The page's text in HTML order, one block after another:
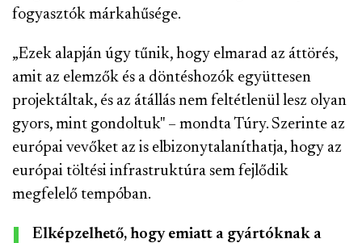
fogyasztók márkahűsége.
„Ezek alapján úgy tűnik, hogy elmarad az áttörés,
amit az elemzők és a döntéshozók együttesen
projektáltak, és az átállás nem feltétlenül lesz olyan
gyors, mint gondoltuk" – mondta Túry. Szerinte az
európai vevőket az is elbizonytalaníthatja, hogy az
európai töltési infrastruktúra sem fejlődik
megfelelő tempóban.
Elképzelhető, hogy emiatt a gyártóknak a